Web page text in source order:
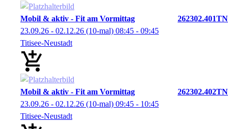
Mobil & aktiv - Fit am Vormittag
262302.401TN
23.09.26 - 02.12.26 (10-mal) 08:45 - 09:45
Titisee-Neustadt
Mobil & aktiv - Fit am Vormittag
262302.402TN
23.09.26 - 02.12.26 (10-mal) 09:45 - 10:45
Titisee-Neustadt